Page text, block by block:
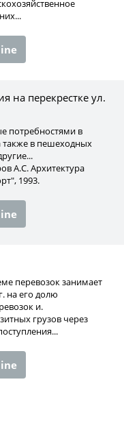
на перекрестке ул.
потребностями в
также в пешеходных
А.С. Архитектура
1993.
перевозок занимает
на его долю
и.
грузов через